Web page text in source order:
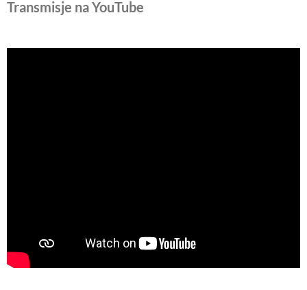
Transmisje na YouTube